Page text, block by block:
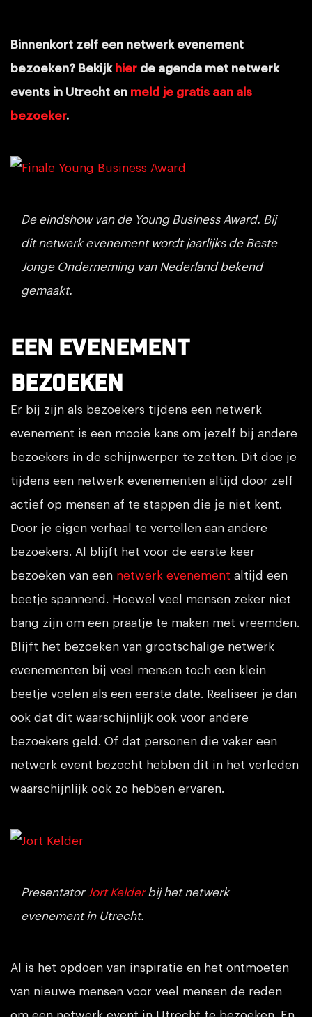
Binnenkort zelf een netwerk evenement
bezoeken? Bekijk hier de agenda met netwerk
events in Utrecht en meld je gratis aan als
bezoeker.
De eindshow van de Young Business Award. Bij
dit netwerk evenement wordt jaarlijks de Beste
Jonge Onderneming van Nederland bekend
gemaakt.
Een evenement
bezoeken
Er bij zijn als bezoekers tijdens een netwerk
evenement is een mooie kans om jezelf bij andere
bezoekers in de schijnwerper te zetten. Dit doe je
tijdens een netwerk evenementen altijd door zelf
actief op mensen af te stappen die je niet kent.
Door je eigen verhaal te vertellen aan andere
bezoekers. Al blijft het voor de eerste keer
bezoeken van een netwerk evenement altijd een
beetje spannend. Hoewel veel mensen zeker niet
bang zijn om een praatje te maken met vreemden.
Blijft het bezoeken van grootschalige netwerk
evenementen bij veel mensen toch een klein
beetje voelen als een eerste date. Realiseer je dan
ook dat dit waarschijnlijk ook voor andere
bezoekers geld. Of dat personen die vaker een
netwerk event bezocht hebben dit in het verleden
waarschijnlijk ook zo hebben ervaren.
PresentatorJort Kelderbij het netwerk
evenement in Utrecht.
Al is het opdoen van inspiratie en het ontmoeten
van nieuwe mensen voor veel mensen de reden